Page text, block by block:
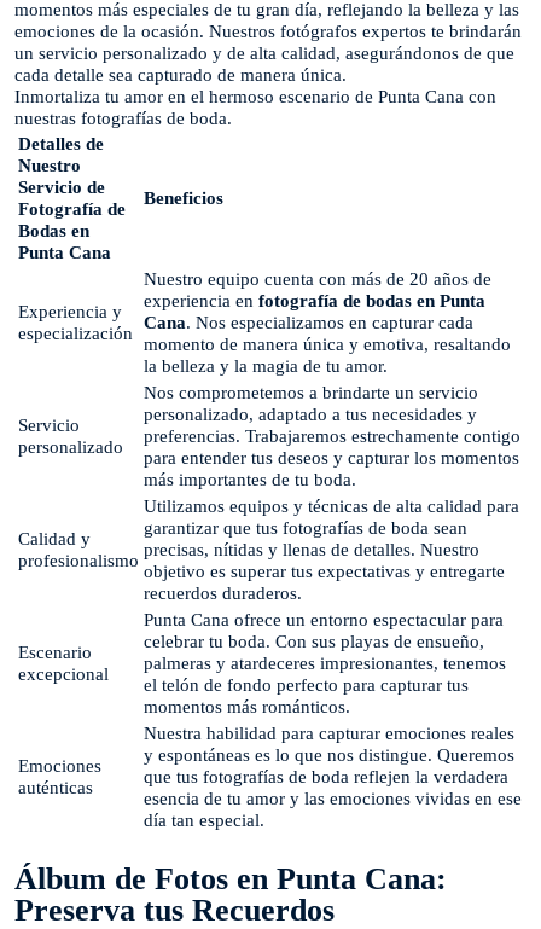
momentos más especiales de tu gran día, reflejando la belleza y las
emociones de la ocasión. Nuestros fotógrafos expertos te brindarán
un servicio personalizado y de alta calidad, asegurándonos de que
cada detalle sea capturado de manera única.
Inmortaliza tu amor en el hermoso escenario de Punta Cana con
nuestras fotografías de boda.
Detalles de
Nuestro
Servicio de
Fotografía de
Bodas en
Punta Cana
Beneficios
Experiencia y
especialización
Nuestro equipo cuenta con más de 20 años de
experiencia en fotografía de bodas en Punta
Cana. Nos especializamos en capturar cada
momento de manera única y emotiva, resaltando
la belleza y la magia de tu amor.
Servicio
personalizado
Nos comprometemos a brindarte un servicio
personalizado, adaptado a tus necesidades y
preferencias. Trabajaremos estrechamente contigo
para entender tus deseos y capturar los momentos
más importantes de tu boda.
Calidad y
profesionalismo
Utilizamos equipos y técnicas de alta calidad para
garantizar que tus fotografías de boda sean
precisas, nítidas y llenas de detalles. Nuestro
objetivo es superar tus expectativas y entregarte
recuerdos duraderos.
Escenario
excepcional
Punta Cana ofrece un entorno espectacular para
celebrar tu boda. Con sus playas de ensueño,
palmeras y atardeceres impresionantes, tenemos
el telón de fondo perfecto para capturar tus
momentos más románticos.
Emociones
auténticas
Nuestra habilidad para capturar emociones reales
y espontáneas es lo que nos distingue. Queremos
que tus fotografías de boda reflejen la verdadera
esencia de tu amor y las emociones vividas en ese
día tan especial.
Álbum de Fotos en Punta Cana:
Preserva tus Recuerdos